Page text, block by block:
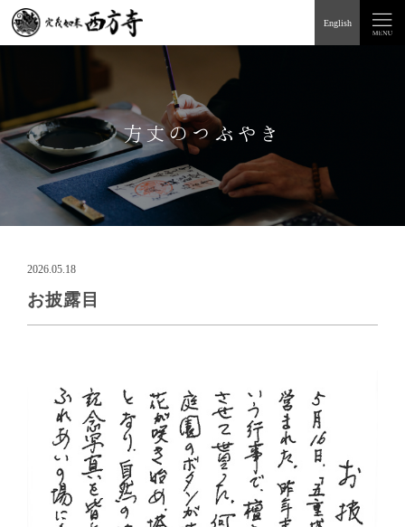
English
方丈のつぶやき
2026.05.18
お披露目